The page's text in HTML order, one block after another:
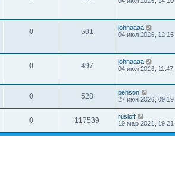
0 501
johnaaaa
04 июл 2026, 12:15
0 497
johnaaaa
04 июл 2026, 11:47
0 528
penson
27 июн 2026, 09:19
0 117539
rusloff
19 мар 2021, 19:21